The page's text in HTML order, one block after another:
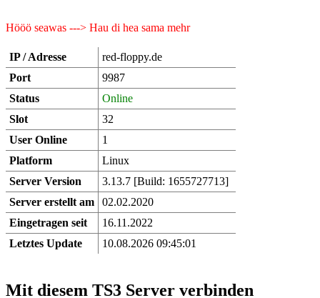
Hööö seawas ---> Hau di hea sama mehr
IP / Adresse
red-floppy.de
Port
9987
Status
Online
Slot
32
User Online
1
Platform
Linux
Server Version
3.13.7 [Build: 1655727713]
Server erstellt am
02.02.2020
Eingetragen seit
16.11.2022
Letztes Update
10.08.2026 09:45:01
Mit diesem TS3 Server verbinden